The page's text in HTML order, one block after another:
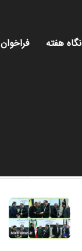
نگاه هفته فراخوان